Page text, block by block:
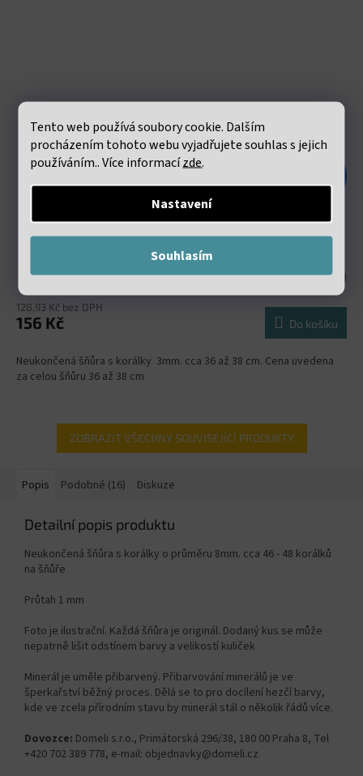
Tento web používá soubory cookie. Dalším
procházením tohoto webu vyjadřujete souhlas s jejich
používáním.. Více informacízde.
Nastavení
Souhlasím
Malachit fasetovaný 3mm šňůra 36 až 38 cm
Skladem(15 šňůra)
128,93 Kč bez DPH
156 Kč Do košíku
Neukončená šňůra s korálky 3mm. cca 36 až 38 cm. Cena uvedena
za celou šňůru 36 až 38 cm
ZOBRAZIT VŠECHNY SOUVISEJÍCÍ PRODUKTY
Popis Podobné (16) Diskuze
Detailní popis produktu
Neukončená šňůra s korálky o průměru 8mm. cca 46 - 48 korálků
na šňůře
Průtah 1 mm
Foto je ilustrační. Každá šňůra je originál. Dodaný kus se může
nepatrně lišit odstínem barvy a velikostí kuliček
Minerál je uměle přibarvený. Přibarvování minerálů je ve
šperkařství běžný proces. Dělá se to pro docílení hezčí barvy,
kde ve zcela přírodním stavu by minerál stál o několik řádů více.
Dovozce: Domeli s.r.o., Primátorská 296/38, 180 00 Praha 8, Tel
+420 702 389 778, e-mail: objednavky@domeli.cz